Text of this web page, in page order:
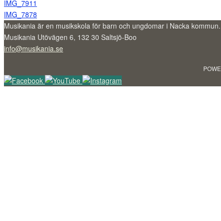
IMG_7911
IMG_7878
Musikania är en musikskola för barn och ungdomar i Nacka kommun.
Musikania Utövägen 6, 132 30 Saltsjö-Boo
info@musikania.se